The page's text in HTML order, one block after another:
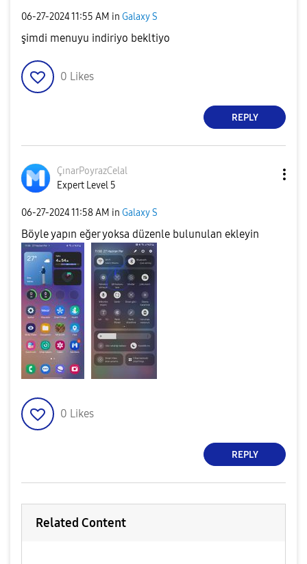
‎06-27-202411:55 AM in Galaxy S
şimdi menuyu indiriyo bekltiyo
0 Likes
REPLY
ÇınarPoyrazCelal
Expert Level 5
‎06-27-202411:58 AM in Galaxy S
Böyle yapın eğer yoksa düzenle bulunulan ekleyin
0 Likes
REPLY
Related Content